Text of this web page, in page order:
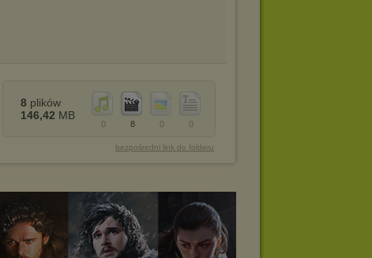
0
0
8
0
8 plików
146,42 MB
bezpośredni link do folderu